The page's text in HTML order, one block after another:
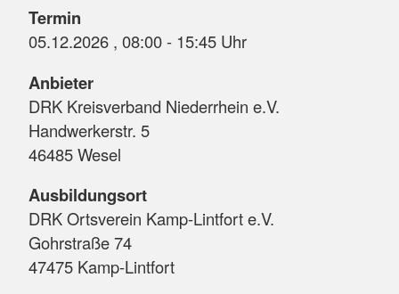
Termin
05.12.2026 , 08:00 - 15:45 Uhr
Anbieter
DRK Kreisverband Niederrhein e.V.
Handwerkerstr. 5
46485 Wesel
Ausbildungsort
DRK Ortsverein Kamp-Lintfort e.V.
Gohrstraße 74
47475 Kamp-Lintfort